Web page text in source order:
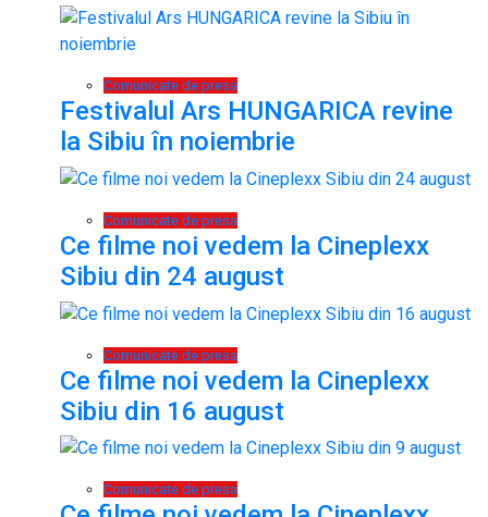
Comunicate de presa
Festivalul Ars HUNGARICA revine
la Sibiu în noiembrie
Comunicate de presa
Ce filme noi vedem la Cineplexx
Sibiu din 24 august
Comunicate de presa
Ce filme noi vedem la Cineplexx
Sibiu din 16 august
Comunicate de presa